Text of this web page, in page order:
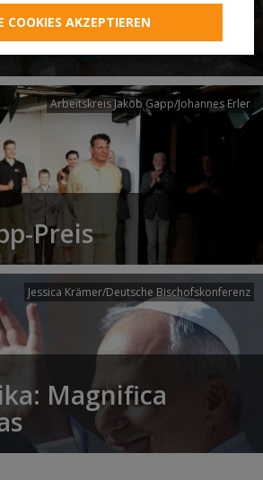
Via
Arbeitskreis Jakob Gapp/Johannes Erler
Preis
Jessica Krämer/Deutsche Bischofskonferenz
Magnifica
COOKIES AKZEPTIEREN